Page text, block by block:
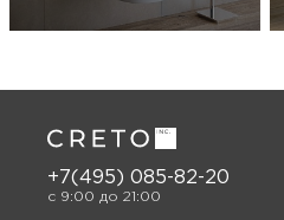
+7(495) 085-82-20
c 9:00 до 21:00